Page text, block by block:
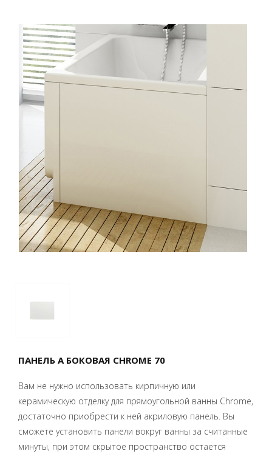
ПАНЕЛЬ A БОКОВАЯ CHROME 70
Вам не нужно использовать кирпичную или
керамическую отделку для прямоугольной ванны Chrome,
достаточно приобрести к ней акриловую панель. Вы
сможете установить панели вокруг ванны за считанные
минуты, при этом скрытое пространство остается